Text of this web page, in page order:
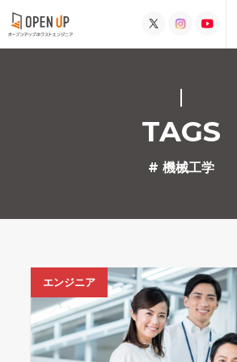
TAGS
# 機械工学
エンジニア